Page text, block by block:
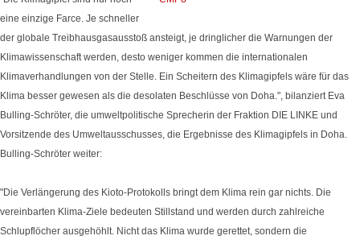
eine einzige Farce. Je schneller
der globale Treibhausgasausstoß ansteigt, je dringlicher die Warnungen der
Klimawissenschaft werden, desto weniger kommen die internationalen
Klimaverhandlungen von der Stelle. Ein Scheitern des Klimagipfels wäre für das
Klima besser gewesen als die desolaten Beschlüsse von Doha.", bilanziert Eva
Bulling-Schröter, die umweltpolitische Sprecherin der Fraktion DIE LINKE und
Vorsitzende des Umweltausschusses, die Ergebnisse des Klimagipfels in Doha.
Bulling-Schröter weiter:
"Die Verlängerung des Kioto-Protokolls bringt dem Klima rein gar nichts. Die
vereinbarten Klima-Ziele bedeuten Stillstand und werden durch zahlreiche
Schlupflöcher ausgehöhlt. Nicht das Klima wurde gerettet, sondern die